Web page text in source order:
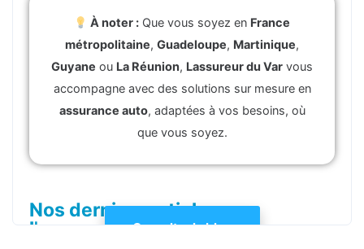
À noter : Que vous soyez en France
métropolitaine, Guadeloupe, Martinique,
Guyane ou La Réunion, Lassureur du Var vous
accompagne avec des solutions sur mesure en
assurance auto, adaptées à vos besoins, où
que vous soyez.
Nos derniers articles sur
l'assurance autoConsulter le blog